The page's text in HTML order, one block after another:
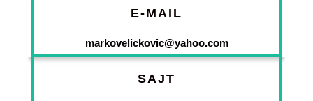
E-MAIL
markovelickovic@yahoo.com
SAJT